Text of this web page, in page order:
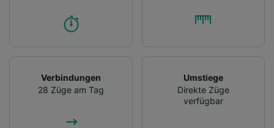
Verbindungen
28 Züge am Tag
Umstiege
Direkte Züge
verfügbar